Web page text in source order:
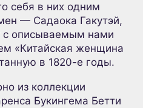
себя в них одним
— Садаока Гакутэй,
с описываемым нами
«Китайская женщина
в 1820-е годы.
из коллекции
Букингема Бетти